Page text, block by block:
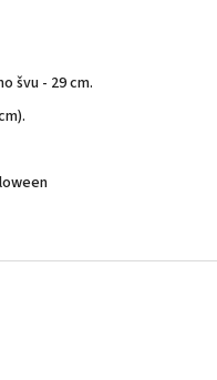
švu - 29 cm.